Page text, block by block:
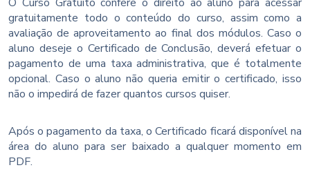
gratuitamente todo o conteúdo do curso, assim como a
avaliação de aproveitamento ao final dos módulos. Caso o
aluno deseje o Certificado de Conclusão, deverá efetuar o
pagamento de uma taxa administrativa, que é totalmente
opcional. Caso o aluno não queria emitir o certificado, isso
não o impedirá de fazer quantos cursos quiser.
Após o pagamento da taxa, o Certificado ficará disponível na
área do aluno para ser baixado a qualquer momento em
PDF.